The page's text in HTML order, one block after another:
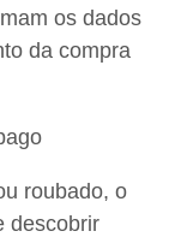
os dados
da compra
roubado, o
descobrir